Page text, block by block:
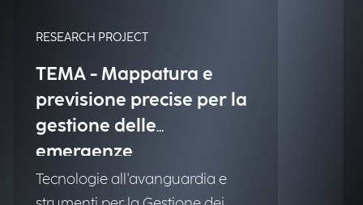
RESEARCH PROJECT
TEMA - Mappatura e
previsione precise per la
gestione delle
emergenze
Tecnologie all'avanguardia e